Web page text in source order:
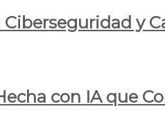
y
con IA que